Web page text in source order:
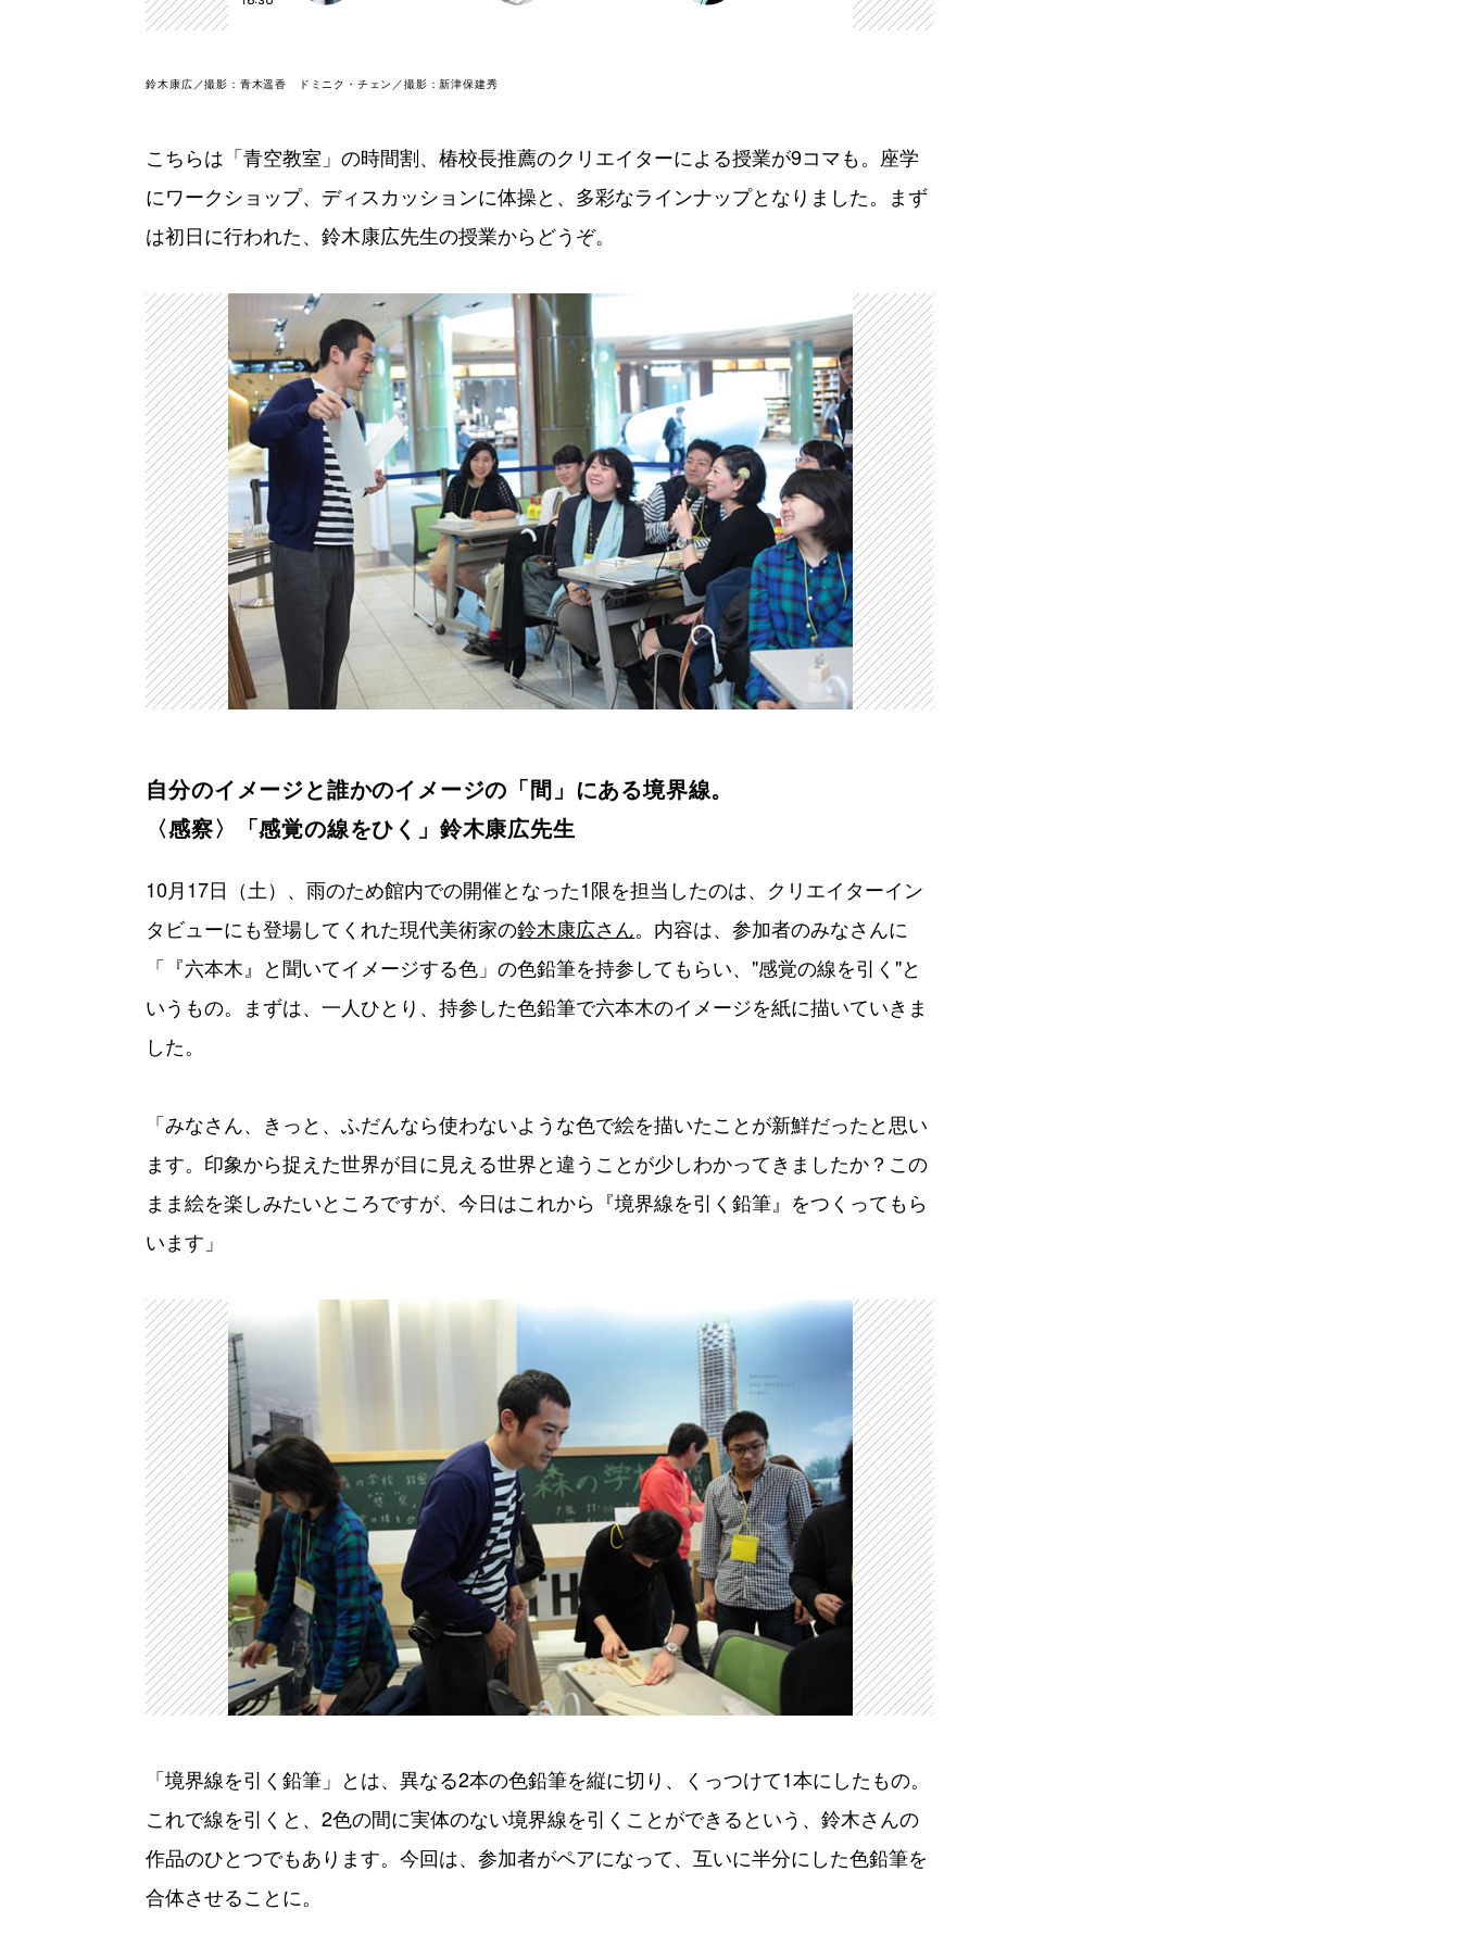
鈴木康広／撮影：青木遥香 ドミニク・チェン／撮影：新津保建秀
こちらは「青空教室」の時間割、椿校長推薦のクリエイターによる授業が9コマも。座学
にワークショップ、ディスカッションに体操と、多彩なラインナップとなりました。まず
は初日に行われた、鈴木康広先生の授業からどうぞ。
自分のイメージと誰かのイメージの「間」にある境界線。
〈感察〉「感覚の線をひく」鈴木康広先生
10月17日（土）、雨のため館内での開催となった1限を担当したのは、クリエイターイン
タビューにも登場してくれた現代美術家の鈴木康広さん。内容は、参加者のみなさんに
「『六本木』と聞いてイメージする色」の色鉛筆を持参してもらい、"感覚の線を引く"と
いうもの。まずは、一人ひとり、持参した色鉛筆で六本木のイメージを紙に描いていきま
した。
「みなさん、きっと、ふだんなら使わないような色で絵を描いたことが新鮮だったと思い
ます。印象から捉えた世界が目に見える世界と違うことが少しわかってきましたか？この
まま絵を楽しみたいところですが、今日はこれから『境界線を引く鉛筆』をつくってもら
います」
「境界線を引く鉛筆」とは、異なる2本の色鉛筆を縦に切り、くっつけて1本にしたもの。
これで線を引くと、2色の間に実体のない境界線を引くことができるという、鈴木さんの
作品のひとつでもあります。今回は、参加者がペアになって、互いに半分にした色鉛筆を
合体させることに。